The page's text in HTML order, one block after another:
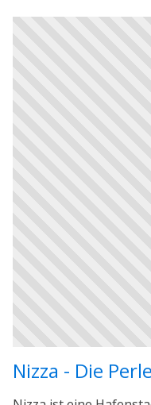
Nizza - Die